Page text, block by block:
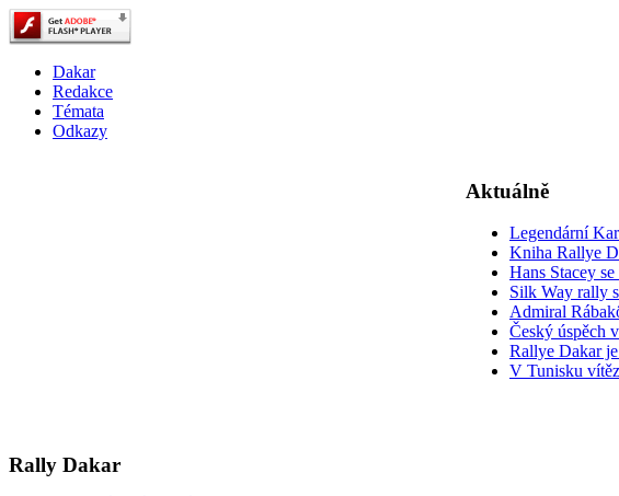
Dakar
Redakce
Témata
Odkazy
Aktuálně
Legendární
Kniha Rallye
Hans Stacey
Silk Way rally
Admiral
Český úspěch
Rallye Dakar
V Tunisku
Rally Dakar